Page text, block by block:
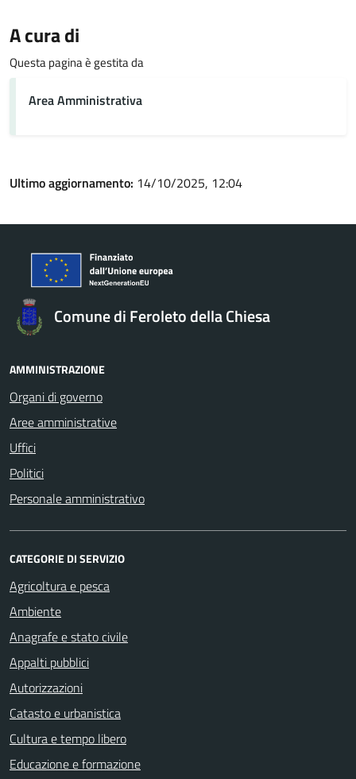
A cura di
Questa pagina è gestita da
Area Amministrativa
Ultimo aggiornamento: 14/10/2025, 12:04
Comune di Feroleto della Chiesa
AMMINISTRAZIONE
Organi di governo
Aree amministrative
Uffici
Politici
Personale amministrativo
CATEGORIE DI SERVIZIO
Agricoltura e pesca
Ambiente
Anagrafe e stato civile
Appalti pubblici
Autorizzazioni
Catasto e urbanistica
Cultura e tempo libero
Educazione e formazione